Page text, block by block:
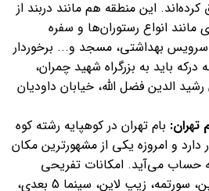
این منطقه هم مانند دربند از
مانند انواع رستوران‌ها و سفره
بهداشتی، مسجد و... برخوردار
باید به بزرگراه شهید چمران،
الدین فضل الله، خیابان داودیان
تهران: بام تهران در کوهپایه رشته کوه
دارد و امروزه یکی از مشهورترین مکان
حساب می‌آید. امکانات تفریحی
فراوان مانند تله کابین، سورتمه، زیپ لاین، سینما 5 بعدی،